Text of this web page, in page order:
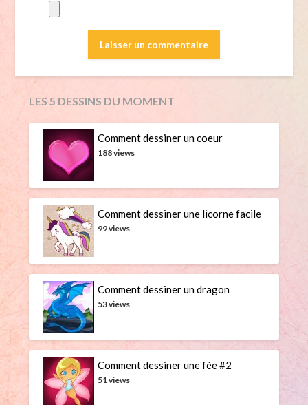
LES 5 DESSINS DU MOMENT
Comment dessiner un coeur
188 views
Comment dessiner une licorne facile
99 views
Comment dessiner un dragon
53 views
Comment dessiner une fée #2
51 views